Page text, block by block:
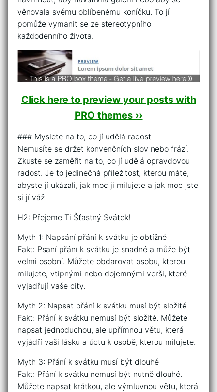
věnovala svému oblíbenému koníčku. To jí
pomůže vymanit se ze stereotypního
každodenního života.
Click here to preview your posts with
PRO themes ››
### Myslete na to, co jí udělá radost
Nemusíte se držet konvenčních slov nebo frází.
Zkuste se zaměřit na to, co jí udělá opravdovou
radost. Je to jedinečná příležitost, kterou máte,
abyste jí ukázali, jak moc ji milujete a jak moc jste
si jí váž
H2: Přejeme Ti Šťastný Svátek!
Myth 1: Napsání přání k svátku je obtížné
Fakt: Psaní přání k svátku je snadné a může být
velmi osobní. Můžete obdarovat osobu, kterou
milujete, vtipnými nebo dojemnými verši, které
vyjadřují vaše city.
Myth 2: Napsat přání k svátku musí být složité
Fakt: Přání k svátku nemusí být složité. Můžete
napsat jednoduchou, ale upřímnou větu, která
vyjádří vaši lásku a úctu k osobě, kterou milujete.
Myth 3: Přání k svátku musí být dlouhé
Fakt: Přání k svátku nemusí být nutně dlouhé.
Můžete napsat krátkou, ale výmluvnou větu, která